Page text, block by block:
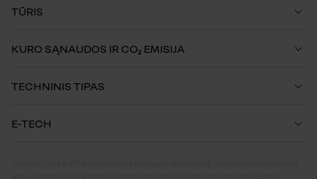
TŪRIS
KURO SĄNAUDOS IR CO₂ EMISIJA
TECHNINIS TIPAS
E-TECH